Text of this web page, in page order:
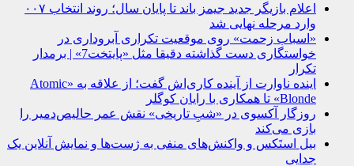
اعلام بازیگر جدید جیمز باند تا پایان سال؛ روند انتخاب ۰۰۷
وارد مرحله نهایی شد
«اسباب زحمت» روی موقعیت تکراری آبروداری در
خواستگاری دست گذاشته دقیقا مثل «پایتخت7» | برمدار
تکرار
اینده ناوارت از آینده کاری‌اش گفت؛ از علاقه به «Atomic
Blonde» تا همکاری با رایان کوگلر
روزگار آکسوی در «شبِ تاریخی» نقش عمر حالیص‌دمیر را
بازی می‌کند
بیل استَکس و واکنش‌های منفی به ژست‌ها و نمایش آنلاین یک
جدایی